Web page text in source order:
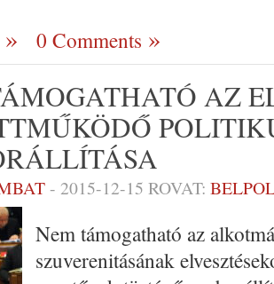
0 Comments
AZ
- 2015-12-15 ROVAT:
Nem támogatható az
szuverenitásának